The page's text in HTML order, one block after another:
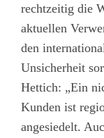
rechtzeitig die
aktuellen
den
Unsicherheit
Hettich: „Ein
Kunden ist
angesiedelt.